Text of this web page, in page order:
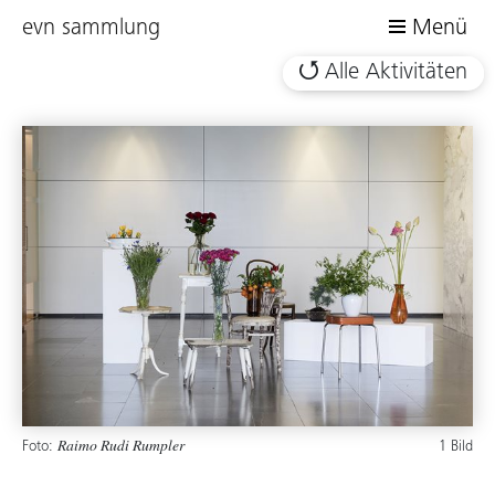
evn sammlung
Menü
Alle Aktivitäten
Foto: Raimo Rudi Rumpler 1 Bild